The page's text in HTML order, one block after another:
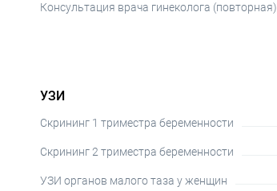
Консультация врача гинеколога (повторная)
УЗИ
Скрининг 1 триместра беременности
Скрининг 2 триместра беременности
УЗИ органов малого таза у женщин